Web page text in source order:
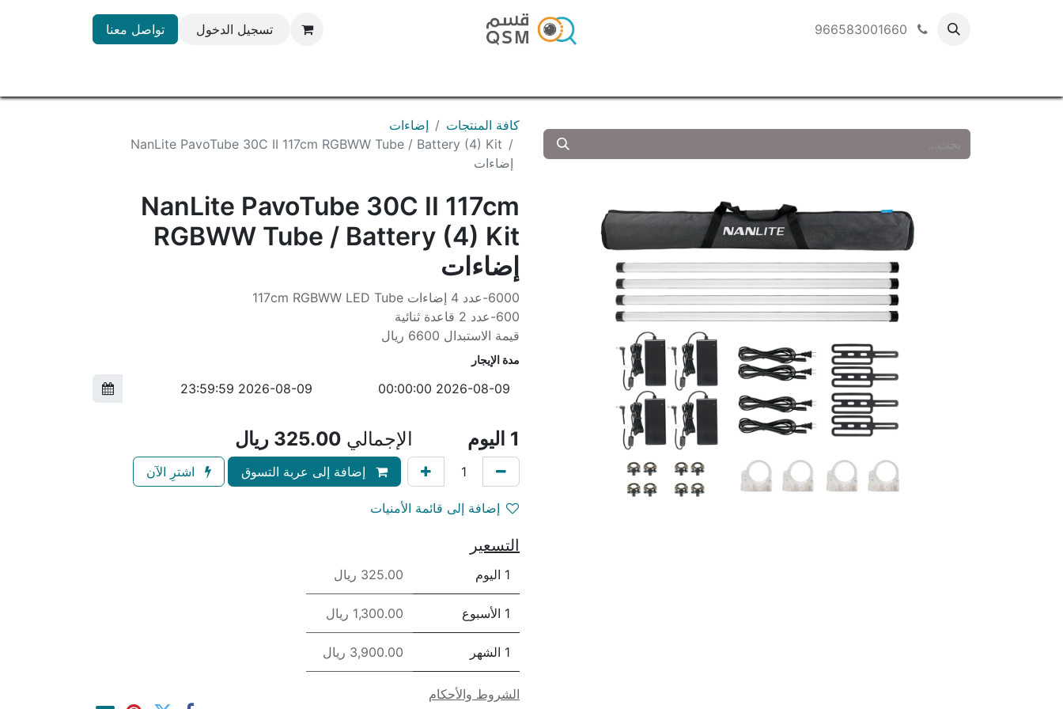
تسجيل الدخول تواصل معنا
كافة المنتجات
إضاءات
NanLite PavoTube 30C II 117cm RGBWW Tube / Battery (4) Kit
إضاءات
NanLite PavoTube 30C II 117cm
RGBWW Tube / Battery (4) Kit
إضاءات
6000-عدد 4 إضاءات 117cm RGBWW LED Tube
600-عدد 2 قاعدة ثنائية
قيمة الاستبدال 6600 ريال
مدة الإيجار
1 اليوم الإجمالي 325.00 ريال
إضافة إلى عربة التسوق اشترِ الآن
إضافة إلى قائمة الأمنيات
التسعير
1 اليوم 325.00 ريال
1 الأسبوع 1,300.00 ريال
1 الشهر 3,900.00 ريال
الشروط والأحكام